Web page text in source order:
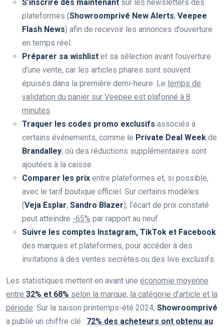
S’inscrire dès maintenant sur les newsletters des
plateformes (Showroomprivé New Alerts, Veepee
Flash News) afin de recevoir les annonces d’ouverture
en temps réel.
Préparer sa wishlist et sa sélection avant l’ouverture
d’une vente, car les articles phares sont souvent
épuisés dans la première demi-heure. Le temps de
validation du panier sur Veepee est plafonné à 8
minutes.
Traquer les codes promo exclusifs associés à
certains événements, comme le Private Deal Week de
Brandalley, où des réductions supplémentaires sont
ajoutées à la caisse.
Comparer les prix entre plateformes et, si possible,
avec le tarif boutique officiel. Sur certains modèles
(Veja Esplar, Sandro Blazer), l’écart de prix constaté
peut atteindre -65% par rapport au neuf.
Suivre les comptes Instagram, TikTok et Facebook
des marques et plateformes, pour accéder à des
invitations à des ventes secrètes ou des live exclusifs.
Les statistiques mettent en avant une économie moyenne
entre 32% et 68% selon la marque, la catégorie d’article et la
période. Sur la saison printemps-été 2024, Showroomprivé
a publié un chiffre clé : 72% des acheteurs ont obtenu au